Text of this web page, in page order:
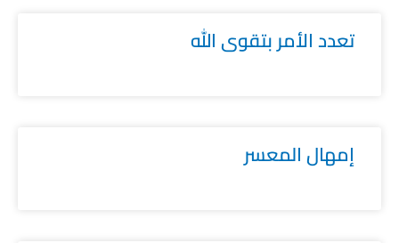
تعدد الأمر بتقوى الله
إمهال المعسر